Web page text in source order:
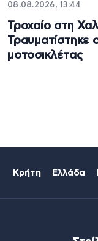
08.08.2026, 13:44
Τροχαίο στη
Τραυματίστηκε
μοτοσικλέτας
Κρήτη Ελλάδα